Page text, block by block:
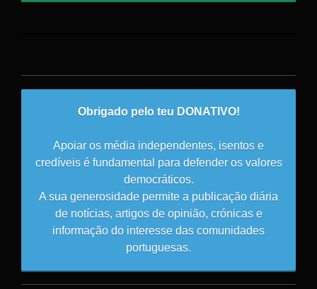
Obrigado pelo teu DONATIVO!
Apoiar os média independentes, isentos e
credíveis é fundamental para defender os valores
democráticos.
A sua generosidade permite a publicação diária
de notícias, artigos de opinião, crónicas e
informação do interesse das comunidades
portuguesas.